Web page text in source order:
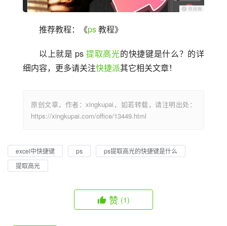
推荐教程：《ps 教程》
以上就是 ps 提取高光的快捷键是什么？的详
细内容，更多请关注快捷派其它相关文章！
原创文章，作者：xingkupai，如若转载，请注明出处：
https://xingkupai.com/office/13449.html
excel中快捷键 ps
ps提取高光的快捷键是什么
提取高光
赞 (1)